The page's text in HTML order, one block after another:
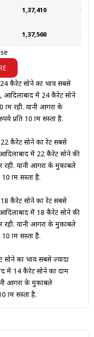
₹1,37,410
₹1,37,560
कैरेट सोने का भाव सबसे
आदिलाबाद में 24 कैरेट सोने
रही. यानी आगरा के
10 ग्राम सस्ता है.
कैरेट सोने का रेट सबसे
आदिलाबाद में 22 कैरेट सोने की
रही. यानी आगरा के मुकाबले
ग्राम सस्ता है.
कैरेट सोने का रेट सबसे
आदिलाबाद में 18 कैरेट सोने की
रही. यानी आगरा के मुकाबले
ग्राम सस्ता है.
का भाव सबसे ज्यादा
में 14 कैरेट सोने का दाम
आगरा के मुकाबले
सस्ता है.